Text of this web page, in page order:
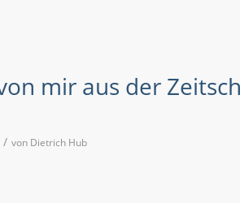
mir aus der
/ von Dietrich Hub